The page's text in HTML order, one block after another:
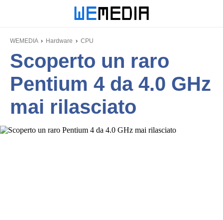
WEMEDIA Hardware CPU
Scoperto un raro
Pentium 4 da 4.0 GHz
mai rilasciato